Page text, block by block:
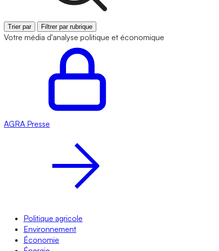
Trier par Filtrer par rubrique
Votre média d'analyse politique et économique
AGRA Presse
Politique agricole
Environnement
Économie